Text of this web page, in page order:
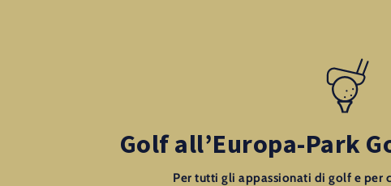
Golf all’Europa-Park
Per tutti gli appassionati di golf e per